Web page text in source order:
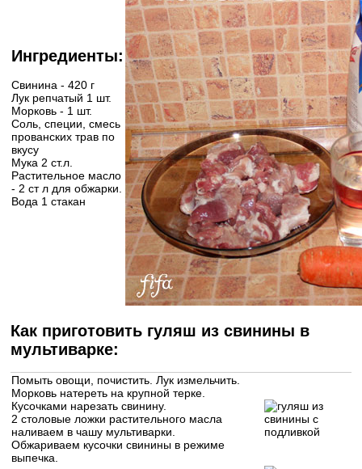
Ингредиенты:
Свинина - 420 г
Лук репчатый 1 шт.
Морковь - 1 шт.
Соль, специи, смесь
прованских трав по
вкусу
Мука 2 ст.л.
Растительное масло
- 2 ст л для обжарки.
Вода 1 стакан
Как приготовить гуляш из свинины в
мультиварке:
Помыть овощи, почистить. Лук измельчить.
Морковь натереть на крупной терке.
Кусочками нарезать свинину.
2 столовые ложки растительного масла
наливаем в чашу мультиварки.
Обжариваем кусочки свинины в режиме
выпечка.